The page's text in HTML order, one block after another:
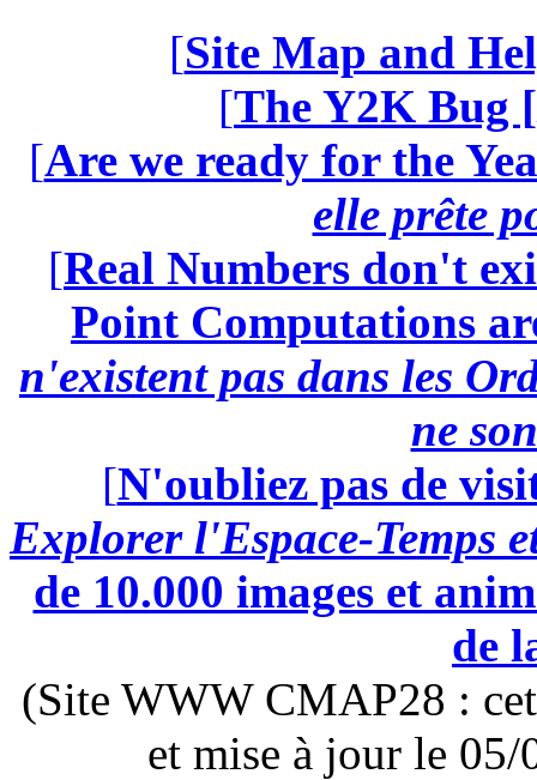
[Site Map and
[The Y2K Bug [
[Are we ready for the
elle prête
[Real Numbers don't
Point Computations
n'existent pas dans les
ne
[N'oubliez pas de
Explorer l'Espace-Temps
de 10.000 images et
de
(Site WWW CMAP28 :
et mise à jour le